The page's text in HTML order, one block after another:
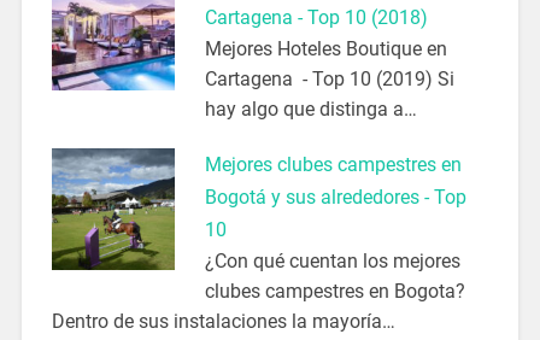
Cartagena - Top 10 (2018)
Mejores Hoteles Boutique en
Cartagena - Top 10 (2019) Si
hay algo que distinga a…
Mejores clubes campestres en
Bogotá y sus alrededores - Top
10
¿Con qué cuentan los mejores
clubes campestres en Bogota?
Dentro de sus instalaciones la mayoría…